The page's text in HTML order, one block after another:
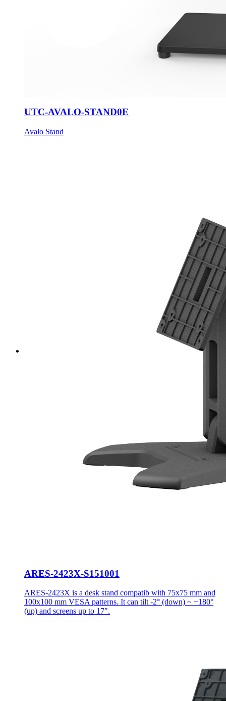
UTC-AVALO-STAND0E
Avalo Stand
ARES-2423X-S151001
ARES-2423X is a desk stand compatib with 75x75 mm and
100x100 mm VESA patterns. It can tilt -2° (down) ~ +180°
(up) and screens up to 17".